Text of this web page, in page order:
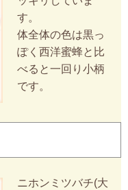
す。
体全体の色は黒っ
ぽく西洋蜜蜂と比
べると一回り小柄
です。
ニホンミツバチ(大